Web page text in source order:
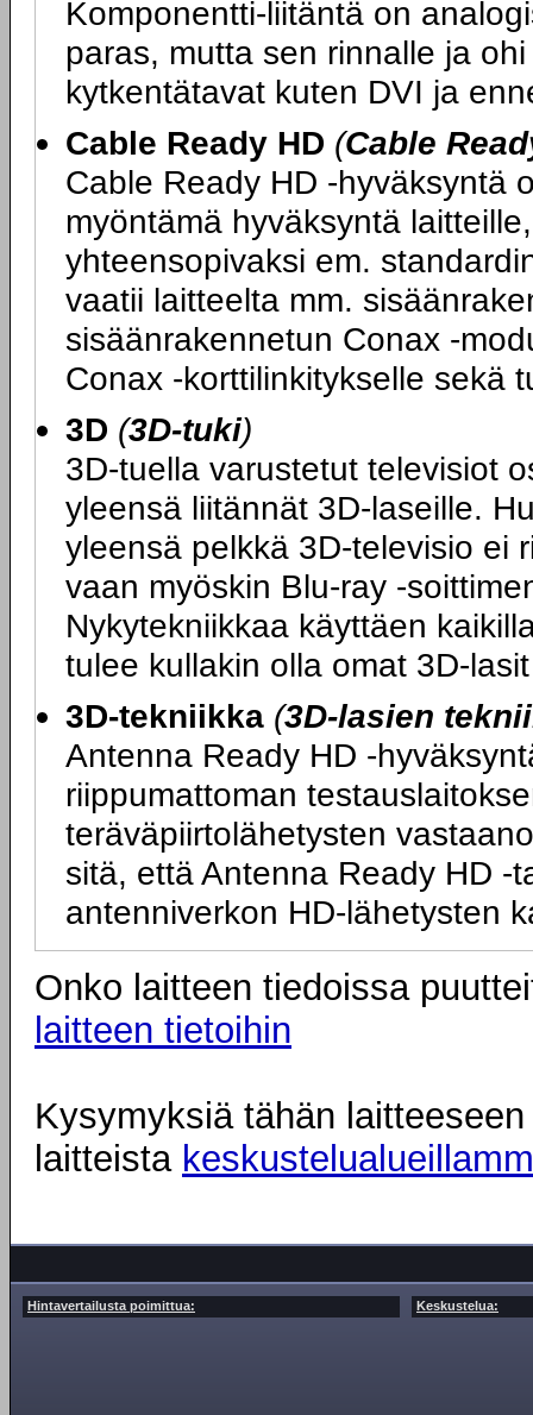
Komponentti-liitäntä on
paras, mutta sen rinnalle ja
kytkentätavat kuten DVI ja
Cable Ready HD (Cable
Cable Ready HD -hyväksyntä
myöntämä hyväksyntä
yhteensopivaksi em.
vaatii laitteelta mm.
sisäänrakennetun Conax -
Conax -korttilinkitykselle sekä
3D (3D-tuki)
3D-tuella varustetut televisiot
yleensä liitännät 3D-laseille.
yleensä pelkkä 3D-televisio ei
vaan myöskin Blu-ray -
Nykytekniikkaa käyttäen
tulee kullakin olla omat 3D-
3D-tekniikka (3D-lasien
Antenna Ready HD -
riippumattoman
teräväpiirtolähetysten
sitä, että Antenna Ready HD -
antenniverkon HD-lähetysten
Onko laitteen tiedoissa
laitteen tietoihin
Kysymyksiä tähän
laitteista
Hintavertailusta poimittua: Keskustelua: